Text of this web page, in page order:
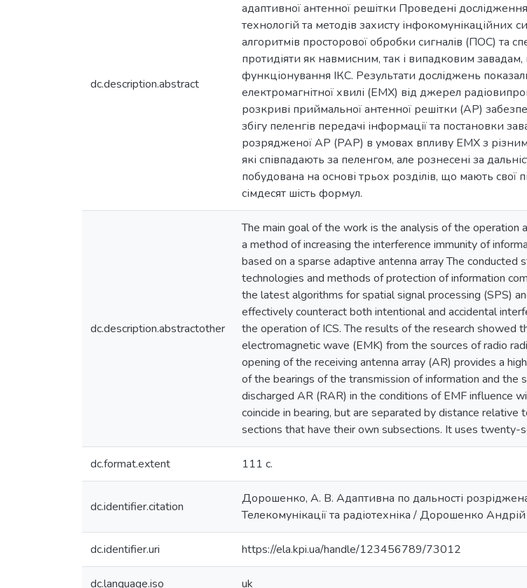
dc.description.abstract
адаптивної антенної решітки Проведені
технологій та методів захисту інфокомунікаційних
алгоритмів просторової обробки сигналів (ПОС) та
протидіяти як навмисним, так і випадковим завадам,
функціонування ІКС. Результати досліджень
електромагнітної хвилі (ЕМХ) від джерел
розкриві приймальної антенної решітки (АР)
збігу пеленгів передачі інформації та постановки
розрядженої АР (РАР) в умовах впливу ЕМХ з
які співпадають за пеленгом, але рознесені за
побудована на основі трьох розділів, що мають свої
сімдесят шість формул.
dc.description.abstractother
The main goal of the work is the analysis of the
a method of increasing the interference immunity of
based on a sparse adaptive antenna array The
technologies and methods of protection of information
the latest algorithms for spatial signal processing (SPS)
effectively counteract both intentional and accidental
the operation of ICS. The results of the research
electromagnetic wave (EMK) from the sources of radio
opening of the receiving antenna array (AR) provides a
of the bearings of the transmission of information and
discharged AR (RAR) in the conditions of EMF influence
coincide in bearing, but are separated by distance
sections that have their own subsections. It uses twenty-
dc.format.extent 111 с.
dc.identifier.citation
Дорошенко, А. В. Адаптивна по дальності
Телекомунікації та радіотехніка / Дорошенко
dc.identifier.uri https://ela.kpi.ua/handle/123456789/73012
dc.language.iso uk